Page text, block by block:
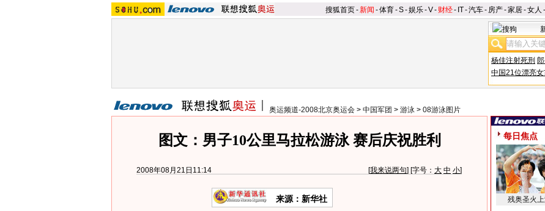
搜狐首页-新闻 -体育-S-娱乐-V- 财经- IT-汽车- 房产-家居-女人 -
杨佳注射死刑
中国21位漂亮女
奥运频道-2008北京奥运会 > 中国军团 > 游泳 > 08游泳图片
图文：男子10公里马拉松游泳 赛后庆祝胜利
2008年08月21日11:14 [我来说两句] [字号： 大 中 小]
来源：新华社
每日焦点
残奥圣火